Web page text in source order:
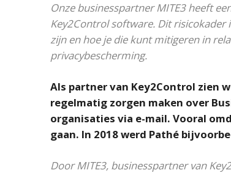
Onze businesspartner MITE3 heeft
Key2Control software. Dit risicokader
zijn en hoe je die kunt mitigeren in
privacybescherming.
Als partner van Key2Control zien
regelmatig zorgen maken over
organisaties via e-mail. Vooral
gaan. In 2018 werd Pathé
Door MITE3, businesspartner van